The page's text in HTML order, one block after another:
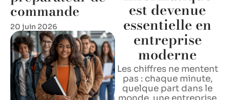
commande
20 juin 2026
est devenue
essentielle en
entreprise
moderne
Les chiffres ne mentent
pas : chaque minute,
quelque part dans le